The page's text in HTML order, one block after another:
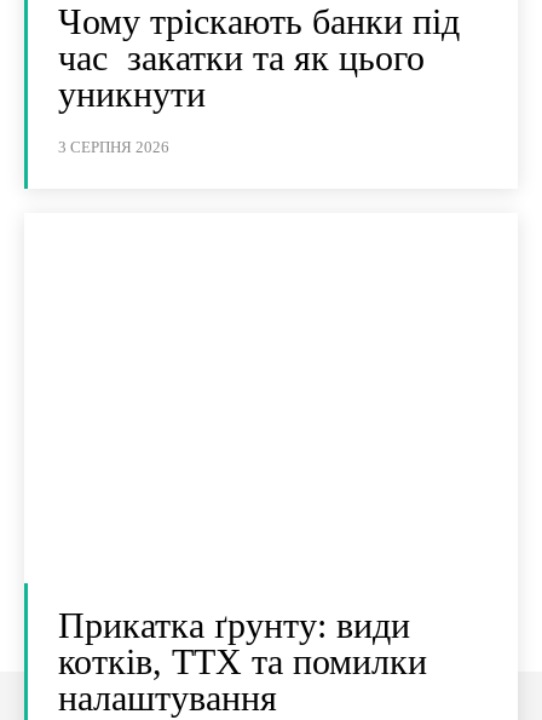
Чому тріскають банки під
час закатки та як цього
уникнути
3 СЕРПНЯ 2026
Прикатка ґрунту: види
котків, ТТХ та помилки
налаштування